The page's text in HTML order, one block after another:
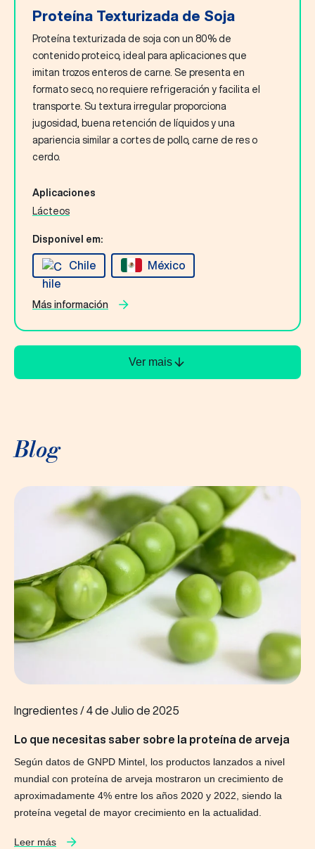
Proteína Texturizada de Soja
Proteína texturizada de soja con un 80% de
contenido proteico, ideal para aplicaciones que
imitan trozos enteros de carne. Se presenta en
formato seco, no requiere refrigeración y facilita el
transporte. Su textura irregular proporciona
jugosidad, buena retención de líquidos y una
apariencia similar a cortes de pollo, carne de res o
cerdo.
Aplicaciones
Lácteos
Disponível em:
Chile México
Más información
Ver mais
Blog
Ingredientes /4 de Julio de 2025
Lo que necesitas saber sobre la proteína de arveja
Según datos de GNPD Mintel, los productos lanzados a nivel
mundial con proteína de arveja mostraron un crecimiento de
aproximadamente 4% entre los años 2020 y 2022, siendo la
proteína vegetal de mayor crecimiento en la actualidad.
Leer más